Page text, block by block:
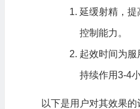
延缓射精，提
控制能力。
起效时间为服
持续作用3-4小
以下是用户对其效果的